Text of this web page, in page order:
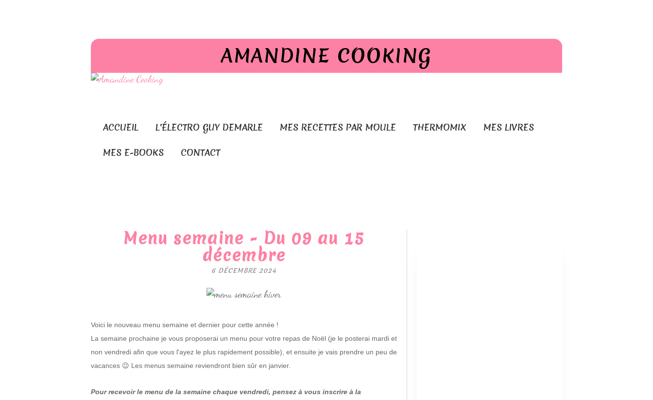
AMANDINE COOKING
ACCUEIL L'ÉLECTRO GUY DEMARLE MES RECETTES PAR MOULE THERMOMIX MES LIVRES
MES E-BOOKS CONTACT
Menu semaine - Du 09 au 15
décembre
6 DÉCEMBRE 2024
Voici le nouveau menu semaine et dernier pour cette année !
La semaine prochaine je vous proposerai un menu pour votre repas de Noël (je le posterai mardi et
non vendredi afin que vous l'ayez le plus rapidement possible), et ensuite je vais prendre un peu de
vacances 😉 Les menus semaine reviendront bien sûr en janvier.
Pour recevoir le menu de la semaine chaque vendredi, pensez à vous inscrire à la